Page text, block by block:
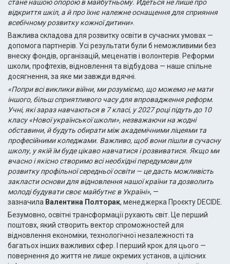
стане нашою опорою в майбутньому. Йдеться не лише про
відкриття шкіл, а й про їхнє належне оснащення для сприяння
всебічному розвитку кожної дитини».
Важлива складова для розвитку освіти в сучасних умовах —
допомога партнерів. Усі результати були б неможливими без
внеску фондів, організацій, меценатів і волонтерів. Реформи
школи, профтехів, відновлення та відбудова — наше спільне
досягнення, за яке ми завжди вдячні.
«Попри всі виклики війни, ми розуміємо, що можемо не мати
іншого, більш сприятливого часу для впровадження реформ.
Учні, які зараз навчаються в 7 класі, у 2027 році підуть до 10
класу «Нової української школи», незважаючи на жодні
обставини, й будуть обирати між академічними ліцеями та
професійними коледжами. Важливо, щоб вони пішли в сучасну
школу, у якій їм буде цікаво навчатися і розвиватися. Якщо ми
вчасно і якісно створимо всі необхідні передумови для
розвитку профільної середньої освіти — це дасть можливість
закласти основи для відновлення нашої країни та дозволить
молоді будувати своє майбутнє в Україні», —
зазначила Валентина Полторак, менеджерка Проєкту DECIDE.
Безумовно, освітні трансформації рухають світ. Це перший
поштовх, який створить вектор спроможностей для
відновлення економіки, технологічної незалежності та
багатьох інших важливих сфер. І перший крок для цього —
повернення до життя не лише окремих установ, а цілісних